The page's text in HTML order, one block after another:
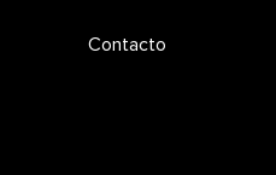
Contacto